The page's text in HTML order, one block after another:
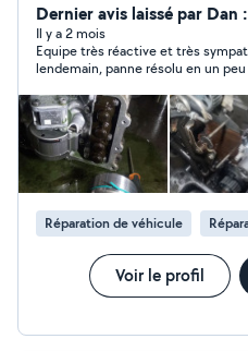
spécialisé en boîte auto
compétitifs. Pour toute
zéro sept, quarante-neuf,
moi sur TikTok.
Dernier avis laissé par Dan
Il y a 2 mois
Equipe très réactive et très
lendemain, panne résolu en un
Réparation de véhicule
Voir le profil